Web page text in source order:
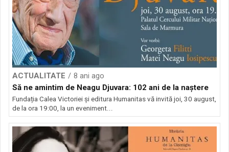
ACTUALITATE
8 ani ago
Să ne amintim de Neagu Djuvara: 102 ani de la naștere
Fundația Calea Victoriei și editura Humanitas vă invită joi, 30 august,
de la ora 19:00, la un eveniment...